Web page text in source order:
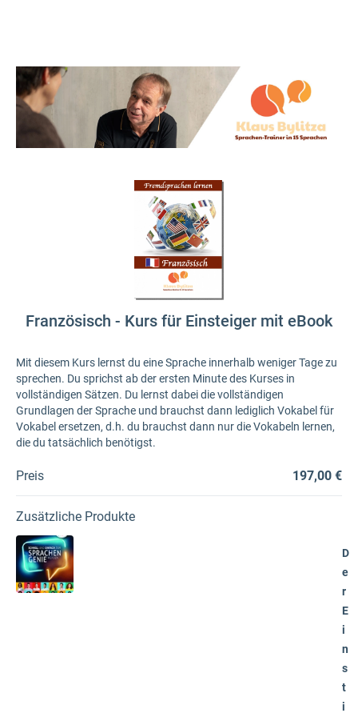
Französisch - Kurs für Einsteiger mit eBook
Mit diesem Kurs lernst du eine Sprache innerhalb weniger Tage zu
sprechen. Du sprichst ab der ersten Minute des Kurses in
vollständigen Sätzen. Du lernst dabei die vollständigen
Grundlagen der Sprache und brauchst dann lediglich Vokabel für
Vokabel ersetzen, d.h. du brauchst dann nur die Vokabeln lernen,
die du tatsächlich benötigst.
Preis 197,00 €
Zusätzliche Produkte
D
e
r
E
i
n
s
t
i